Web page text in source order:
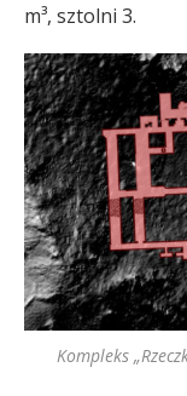
m³, sztolni 3.
Kompleks